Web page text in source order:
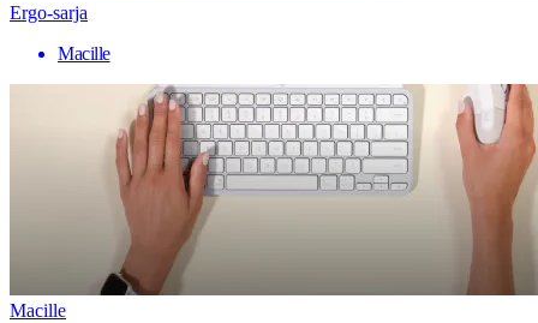
Ergo-sarja
Macille
Macille